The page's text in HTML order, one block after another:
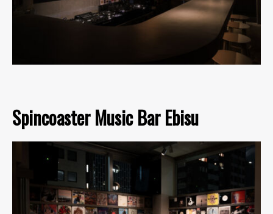
Spincoaster Music Bar Ebisu